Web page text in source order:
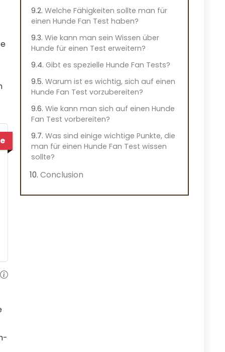
Welche Fähigkeiten sollte man für
einen Hunde Fan Test haben?
Wie kann man sein Wissen über
Hunde für einen Test erweitern?
Gibt es spezielle Hunde Fan Tests?
Warum ist es wichtig, sich auf einen
Hunde Fan Test vorzubereiten?
Wie kann man sich auf einen Hunde
Fan Test vorbereiten?
Was sind einige wichtige Punkte, die
man für einen Hunde Fan Test wissen
sollte?
Conclusion